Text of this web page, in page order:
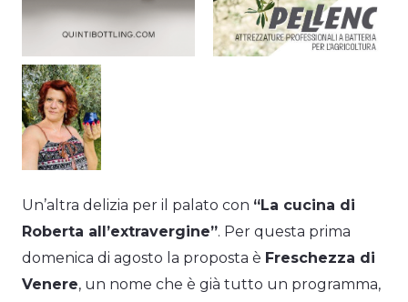
Un’altra delizia per il palato con “La cucina di
Roberta all’extravergine”. Per questa prima
domenica di agosto la proposta è Freschezza di
Venere, un nome che è già tutto un programma,